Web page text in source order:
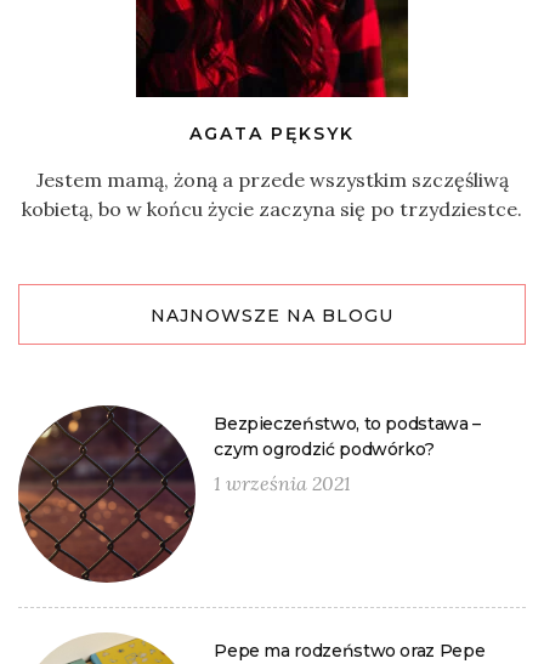
AGATA PĘKSYK
Jestem mamą, żoną a przede wszystkim szczęśliwą
kobietą, bo w końcu życie zaczyna się po trzydziestce.
NAJNOWSZE NA BLOGU
Bezpieczeństwo, to podstawa –
czym ogrodzić podwórko?
1 września 2021
Pepe ma rodzeństwo oraz Pepe